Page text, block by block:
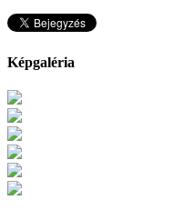
Képgaléria